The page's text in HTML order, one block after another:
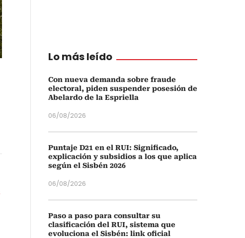
Lo más leído
Con nueva demanda sobre fraude
electoral, piden suspender posesión de
Abelardo de la Espriella
06/08/2026
Puntaje D21 en el RUI: Significado,
explicación y subsidios a los que aplica
según el Sisbén 2026
06/08/2026
Paso a paso para consultar su
clasificación del RUI, sistema que
evoluciona el Sisbén: link oficial